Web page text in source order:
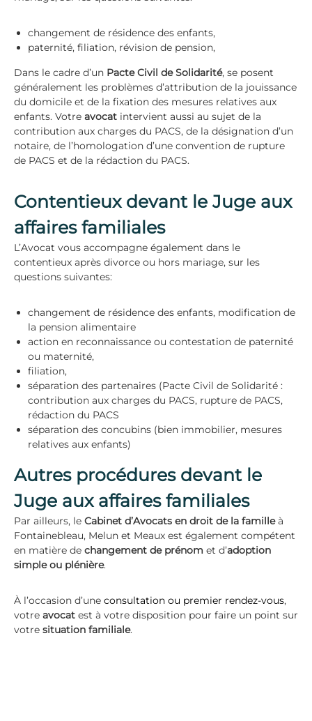
changement de résidence des enfants,
paternité, filiation, révision de pension,
Dans le cadre d’un Pacte Civil de Solidarité, se posent
généralement les problèmes d’attribution de la jouissance
du domicile et de la fixation des mesures relatives aux
enfants. Votre avocat intervient aussi au sujet de la
contribution aux charges du PACS, de la désignation d’un
notaire, de l’homologation d’une convention de rupture
de PACS et de la rédaction du PACS.
Contentieux devant le Juge aux
affaires familiales
L’Avocat vous accompagne également dans le
contentieux après divorce ou hors mariage, sur les
questions suivantes:
changement de résidence des enfants, modification de
la pension alimentaire
action en reconnaissance ou contestation de paternité
ou maternité,
filiation,
séparation des partenaires (Pacte Civil de Solidarité :
contribution aux charges du PACS, rupture de PACS,
rédaction du PACS
séparation des concubins (bien immobilier, mesures
relatives aux enfants)
Autres procédures devant le
Juge aux affaires familiales
Par ailleurs, le Cabinet d’Avocats en droit de la familleà
Fontainebleau, Melun et Meaux est également compétent
en matière de changement de prénom et d’adoption
simple ou plénière.
À l’occasion d’une consultation ou premier rendez-vous,
votre avocat est à votre disposition pour faire un point sur
votre situation familiale.